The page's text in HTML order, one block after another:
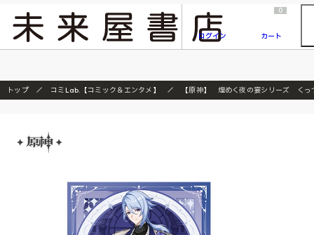
『ONE PIECE magazine 021 ONE PIECEカード付き同梱版』発売延期のご案内
ログイン
0
カート
トップ コミLab.【コミック＆エンタメ】 【原神】 煌めく夜の宴シリーズ く